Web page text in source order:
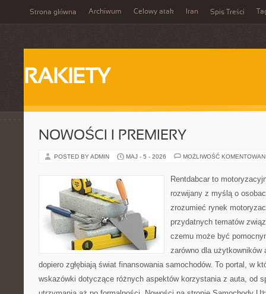
Strona główna Archiwum Celowy atak Iran Spis Treści
RAKIETY
NOWOŚCI I PREMIERY
POSTED BY ADMIN MAJ - 5 - 2026 MOŻLIWOŚĆ
Rentdabcar to
rozwijany z myślą o
zrozumieć rynek
przydatnych tematów
czemu może być
zarówno dla
dopiero zgłębiają świat finansowania samochodów. To portal, w
wskazówki dotyczące różnych aspektów korzystania z auta, od